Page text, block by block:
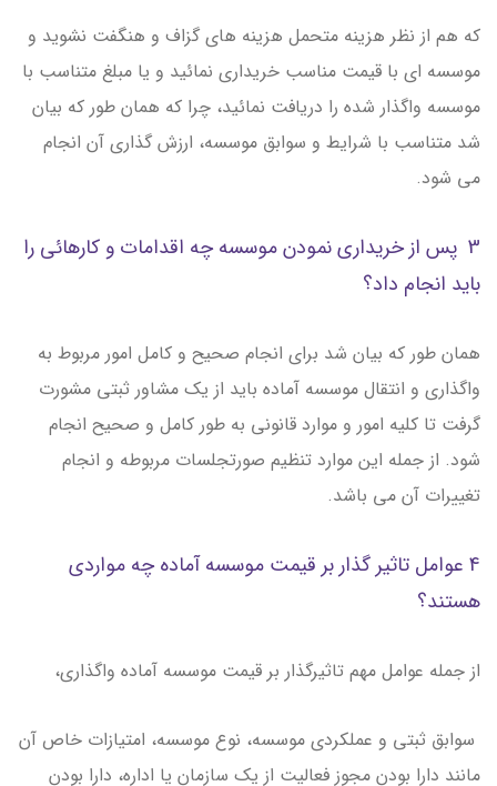
که هم از نظر هزینه متحمل هزینه های گزاف و هنگفت نشوید و
موسسه ای با قیمت مناسب خریداری نمائید و یا مبلغ متناسب با
موسسه واگذار شده را دریافت نمائید، چرا که همان طور که بیان
شد متناسب با شرایط و سوابق موسسه، ارزش گذاری آن انجام
می شود.
3 پس از خریداری نمودن موسسه چه اقدامات و کارهائی را
باید انجام داد؟
همان طور که بیان شد برای انجام صحیح و کامل امور مربوط به
واگذاری و انتقال موسسه آماده باید از یک مشاور ثبتی مشورت
گرفت تا کلیه امور و موارد قانونی به طور کامل و صحیح انجام
شود. از جمله این موارد تنظیم صورتجلسات مربوطه و انجام
تغییرات آن می باشد.
4 عوامل تاثیر گذار بر قیمت موسسه آماده چه مواردی
هستند؟
از جمله عوامل مهم تاثیرگذار بر قیمت موسسه آماده واگذاری،
سوابق ثبتی و عملکردی موسسه، نوع موسسه، امتیازات خاص آن
مانند دارا بودن مجوز فعالیت از یک سازمان یا اداره، دارا بودن